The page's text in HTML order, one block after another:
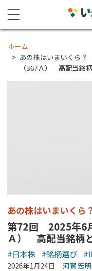
ホーム
あの株はいまいくら
（367Ａ） 高配当銘
あの株はいまいくら
第72回 2025年6
Ａ） 高配当銘柄
#日本株 #銘柄選び
2026年1月24日 河賀 宏明